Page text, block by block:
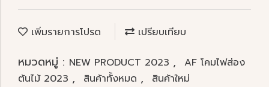
เพิ่มรายการโปรด เปรียบเทียบ
หมวดหมู่ : NEW PRODUCT 2023 ,
AF โคมไฟส่อง
ต้นไม้ 2023 , สินค้าทั้งหมด , สินค้าใหม่